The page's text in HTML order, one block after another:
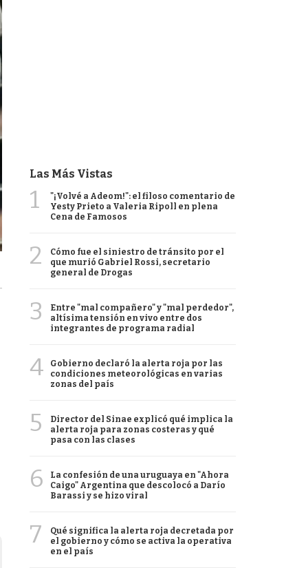
Las Más Vistas
1
"¡Volvé a Adeom!": el filoso comentario de
Yesty Prieto a Valeria Ripoll en plena
Cena de Famosos
2
Cómo fue el siniestro de tránsito por el
que murió Gabriel Rossi, secretario
general de Drogas
3
Entre "mal compañero" y "mal perdedor",
altísima tensión en vivo entre dos
integrantes de programa radial
4
Gobierno declaró la alerta roja por las
condiciones meteorológicas en varias
zonas del país
5
Director del Sinae explicó qué implica la
alerta roja para zonas costeras y qué
pasa con las clases
6
La confesión de una uruguaya en "Ahora
Caigo" Argentina que descolocó a Darío
Barassi y se hizo viral
7
Qué significa la alerta roja decretada por
el gobierno y cómo se activa la operativa
en el país